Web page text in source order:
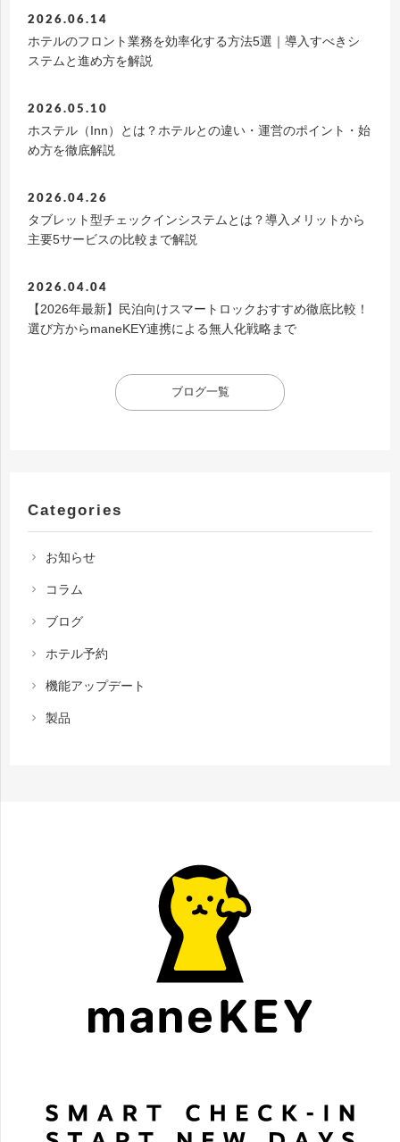
2026.06.14
ホテルのフロント業務を効率化する方法5選｜導入すべきシ
ステムと進め方を解説
2026.05.10
ホステル（Inn）とは？ホテルとの違い・運営のポイント・始
め方を徹底解説
2026.04.26
タブレット型チェックインシステムとは？導入メリットから
主要5サービスの比較まで解説
2026.04.04
【2026年最新】民泊向けスマートロックおすすめ徹底比較！
選び方からmaneKEY連携による無人化戦略まで
ブログ一覧
Categories
chevron_right お知らせ
chevron_right コラム
chevron_right ブログ
chevron_right ホテル予約
chevron_right 機能アップデート
chevron_right 製品